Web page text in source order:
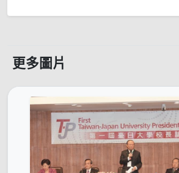
更多圖片